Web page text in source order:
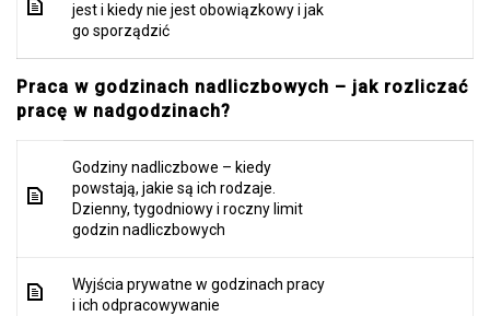
jest i kiedy nie jest obowiązkowy i jak
go sporządzić
Praca w godzinach nadliczbowych – jak rozliczać
pracę w nadgodzinach?
Godziny nadliczbowe – kiedy
powstają, jakie są ich rodzaje.
Dzienny, tygodniowy i roczny limit
godzin nadliczbowych
Wyjścia prywatne w godzinach pracy
i ich odpracowywanie